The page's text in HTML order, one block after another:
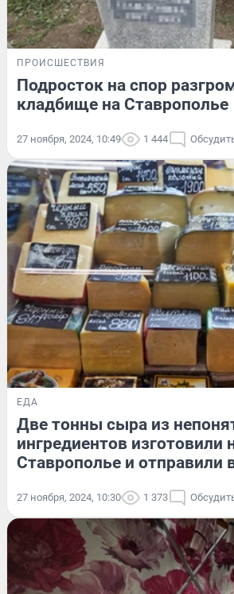
ПРОИСШЕСТВИЯ
Подросток на спор
кладбище на Ставрополье
27 ноября, 2024, 10:49 1 444
ЕДА
Две тонны сыра из
ингредиентов изготовили
Ставрополье и отправили
27 ноября, 2024, 10:30 1 373